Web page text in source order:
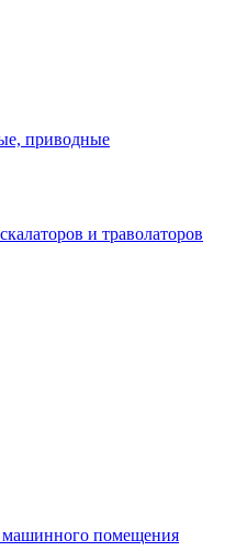
приводные
и траволаторов
машинного помещения